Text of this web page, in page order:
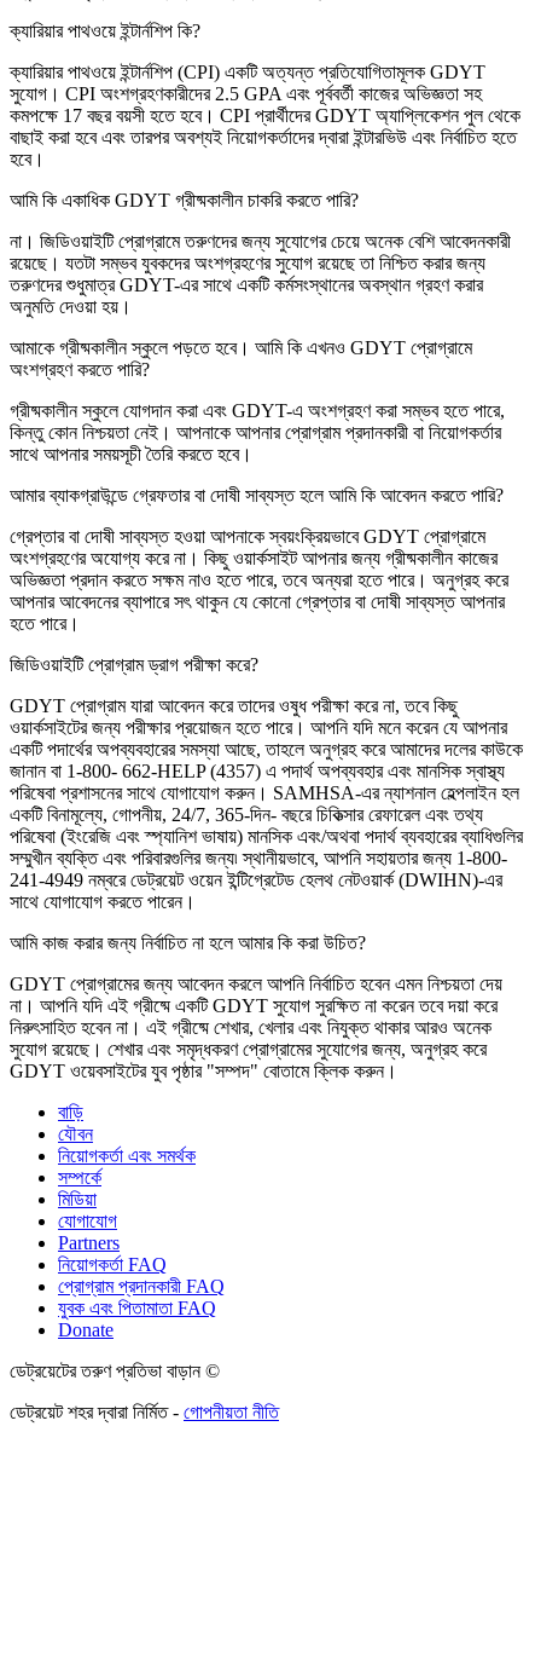
ক্যারিয়ার পাথওয়ে ইন্টার্নশিপ কি?
ক্যারিয়ার পাথওয়ে ইন্টার্নশিপ (CPI) একটি অত্যন্ত প্রতিযোগিতামূলক GDYT
সুযোগ। CPI অংশগ্রহণকারীদের 2.5 GPA এবং পূর্ববর্তী কাজের অভিজ্ঞতা সহ
কমপক্ষে 17 বছর বয়সী হতে হবে। CPI প্রার্থীদের GDYT অ্যাপ্লিকেশন পুল থেকে
বাছাই করা হবে এবং তারপর অবশ্যই নিয়োগকর্তাদের দ্বারা ইন্টারভিউ এবং নির্বাচিত হতে
হবে।
আমি কি একাধিক GDYT গ্রীষ্মকালীন চাকরি করতে পারি?
না। জিডিওয়াইটি প্রোগ্রামে তরুণদের জন্য সুযোগের চেয়ে অনেক বেশি আবেদনকারী
রয়েছে। যতটা সম্ভব যুবকদের অংশগ্রহণের সুযোগ রয়েছে তা নিশ্চিত করার জন্য
তরুণদের শুধুমাত্র GDYT-এর সাথে একটি কর্মসংস্থানের অবস্থান গ্রহণ করার
অনুমতি দেওয়া হয়।
আমাকে গ্রীষ্মকালীন স্কুলে পড়তে হবে। আমি কি এখনও GDYT প্রোগ্রামে
অংশগ্রহণ করতে পারি?
গ্রীষ্মকালীন স্কুলে যোগদান করা এবং GDYT-এ অংশগ্রহণ করা সম্ভব হতে পারে,
কিন্তু কোন নিশ্চয়তা নেই। আপনাকে আপনার প্রোগ্রাম প্রদানকারী বা নিয়োগকর্তার
সাথে আপনার সময়সূচী তৈরি করতে হবে।
আমার ব্যাকগ্রাউন্ডে গ্রেফতার বা দোষী সাব্যস্ত হলে আমি কি আবেদন করতে পারি?
গ্রেপ্তার বা দোষী সাব্যস্ত হওয়া আপনাকে স্বয়ংক্রিয়ভাবে GDYT প্রোগ্রামে
অংশগ্রহণের অযোগ্য করে না। কিছু ওয়ার্কসাইট আপনার জন্য গ্রীষ্মকালীন কাজের
অভিজ্ঞতা প্রদান করতে সক্ষম নাও হতে পারে, তবে অন্যরা হতে পারে। অনুগ্রহ করে
আপনার আবেদনের ব্যাপারে সৎ থাকুন যে কোনো গ্রেপ্তার বা দোষী সাব্যস্ত আপনার
হতে পারে।
জিডিওয়াইটি প্রোগ্রাম ড্রাগ পরীক্ষা করে?
GDYT প্রোগ্রাম যারা আবেদন করে তাদের ওষুধ পরীক্ষা করে না, তবে কিছু
ওয়ার্কসাইটের জন্য পরীক্ষার প্রয়োজন হতে পারে। আপনি যদি মনে করেন যে আপনার
একটি পদার্থের অপব্যবহারের সমস্যা আছে, তাহলে অনুগ্রহ করে আমাদের দলের কাউকে
জানান বা 1-800- 662-HELP (4357) এ পদার্থ অপব্যবহার এবং মানসিক স্বাস্থ্য
পরিষেবা প্রশাসনের সাথে যোগাযোগ করুন। SAMHSA-এর ন্যাশনাল হেল্পলাইন হল
একটি বিনামূল্যে, গোপনীয়, 24/7, 365-দিন- বছরে চিকিত্সার রেফারেল এবং তথ্য
পরিষেবা (ইংরেজি এবং স্প্যানিশ ভাষায়) মানসিক এবং/অথবা পদার্থ ব্যবহারের ব্যাধিগুলির
সম্মুখীন ব্যক্তি এবং পরিবারগুলির জন্য৷ স্থানীয়ভাবে, আপনি সহায়তার জন্য 1-800-
241-4949 নম্বরে ডেট্রয়েট ওয়েন ইন্টিগ্রেটেড হেলথ নেটওয়ার্ক (DWIHN)-এর
সাথে যোগাযোগ করতে পারেন।
আমি কাজ করার জন্য নির্বাচিত না হলে আমার কি করা উচিত?
GDYT প্রোগ্রামের জন্য আবেদন করলে আপনি নির্বাচিত হবেন এমন নিশ্চয়তা দেয়
না। আপনি যদি এই গ্রীষ্মে একটি GDYT সুযোগ সুরক্ষিত না করেন তবে দয়া করে
নিরুৎসাহিত হবেন না। এই গ্রীষ্মে শেখার, খেলার এবং নিযুক্ত থাকার আরও অনেক
সুযোগ রয়েছে। শেখার এবং সমৃদ্ধকরণ প্রোগ্রামের সুযোগের জন্য, অনুগ্রহ করে
GDYT ওয়েবসাইটের যুব পৃষ্ঠার "সম্পদ" বোতামে ক্লিক করুন।
বাড়ি
যৌবন
নিয়োগকর্তা এবং সমর্থক
সম্পর্কে
মিডিয়া
যোগাযোগ
Partners
নিয়োগকর্তা FAQ
প্রোগ্রাম প্রদানকারী FAQ
যুবক এবং পিতামাতা FAQ
Donate
ডেট্রয়েটের তরুণ প্রতিভা বাড়ান ©
ডেট্রয়েট শহর দ্বারা নির্মিত - গোপনীয়তা নীতি